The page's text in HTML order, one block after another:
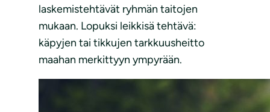
laskemistehtävät ryhmän taitojen
mukaan. Lopuksi leikkisä tehtävä:
käpyjen tai tikkujen tarkkuusheitto
maahan merkittyyn ympyrään.